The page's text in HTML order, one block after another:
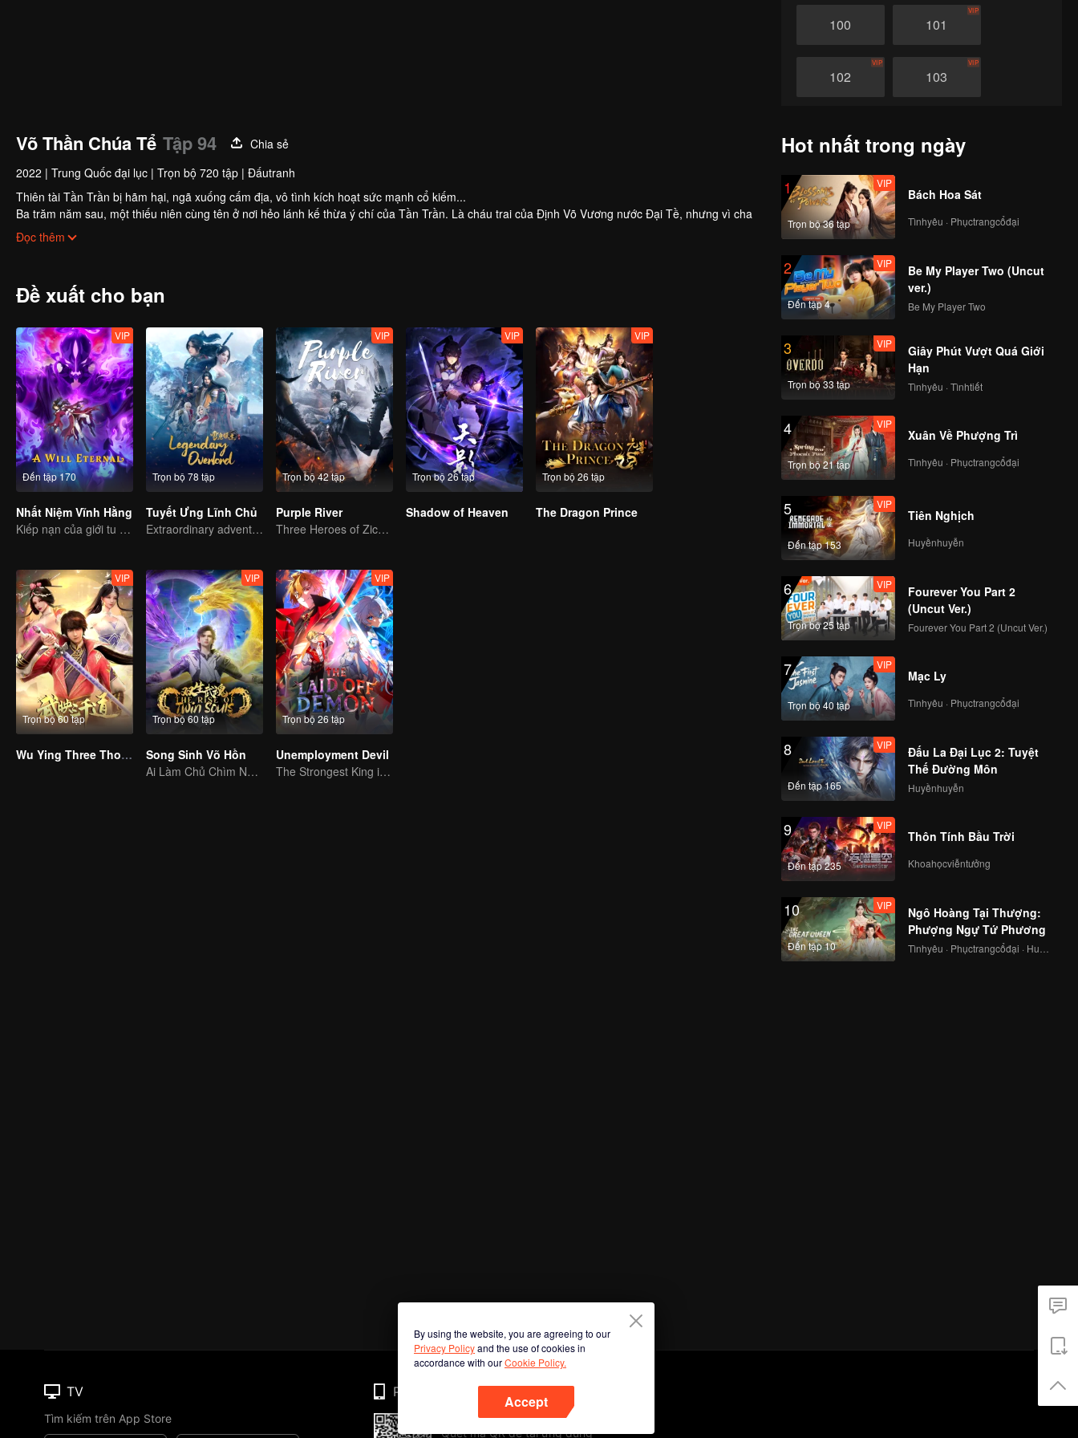
100 101
VIP
102
VIP
103
VIP
106
108
VIP
109
VIP
110
VIP
111
VIP
112
114
VIP
115
116
VIP
117
118
VIP
120
VIP
Võ Thần Chúa Tể Tập 94
Chia sẻ
2022 | Trung Quốc đại lục | Trọn bộ 720 tập | Đấutranh
Thiên tài Tần Trần bị hãm hại, ngã xuống cấm địa, vô tình kích hoạt sức mạnh cổ kiếm...
Ba trăm năm sau, một thiếu niên cùng tên ở nơi hẻo lánh kế thừa ý chí của Tần Trần. Là cháu trai của Định Võ Vương nước Đại Tề, nhưng vì cha
không rõ lai lịch, mẹ con bị coi thường.
Để viết lại huyền thoại, bảo vệ người thân, Tần Trần gánh vác trọng trách, lại bước lên con đường võ đạo.
Đọc thêm
Đề xuất cho bạn
Đến tập 170
VIP
Nhất Niệm Vĩnh Hằng
Kiếp nạn của giới tu tiên đã trở lại!
Trọn bộ 78 tập
Tuyết Ưng Lĩnh Chủ
Extraordinary adventure, a teenager reborn from adversity.
Trọn bộ 42 tập
VIP
Purple River
Three Heroes of Zichuan's adventure on Xichuan Continent
Trọn bộ 26 tập
VIP
Shadow of Heaven
Trọn bộ 26 tập
VIP
The Dragon Prince
Trọn bộ 60 tập
VIP
Wu Ying Three Thousand Paths
Trọn bộ 60 tập
VIP
Song Sinh Võ Hồn
Ai Làm Chủ Chìm Nổi, Thần Võ Vô Địch
Trọn bộ 26 tập
VIP
Unemployment Devil
The Strongest King in the Demon World Suddenly Gets Laid Off?
Hot nhất trong ngày
1
Trọn bộ 36 tập
VIP
Bách Hoa Sát
Tìnhyêu · Phụctrangcổđại
2
Đến tập 4
VIP
Be My Player Two (Uncut
ver.)
Be My Player Two
3
Trọn bộ 33 tập
VIP
Giây Phút Vượt Quá Giới
Hạn
Tìnhyêu · Tìnhtiết
4
Trọn bộ 21 tập
VIP
Xuân Về Phượng Trì
Tìnhyêu · Phụctrangcổđại
5
Đến tập 153
VIP
Tiên Nghịch
Huyềnhuyễn
6
Trọn bộ 25 tập
VIP
Fourever You Part 2
(Uncut Ver.)
Fourever You Part 2 (Uncut Ver.)
7
Trọn bộ 40 tập
VIP
Mạc Ly
Tìnhyêu · Phụctrangcổđại
8
Đến tập 165
VIP
Đấu La Đại Lục 2: Tuyệt
Thế Đường Môn
Huyềnhuyễn
9
Đến tập 235
VIP
Thôn Tính Bầu Trời
Khoahọcviễntưởng
10
Đến tập 10
VIP
Ngô Hoàng Tại Thượng:
Phượng Ngự Tứ Phương
By using the website, you are agreeing to our
Privacy Policyand the use of cookies in
accordance with ourCookie Policy.
Accept
TV
Tìm kiếm trên App Store
Phone
Quét mã QR để tải ứng dụng